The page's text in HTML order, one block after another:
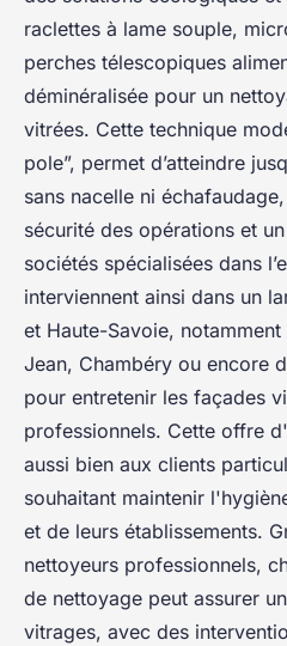
raclettes à lame souple,
perches télescopiques
déminéralisée pour un
vitrées. Cette technique
pole”, permet d’atteindre
sans nacelle ni
sécurité des opérations et
sociétés spécialisées dans
interviennent ainsi dans un
et Haute-Savoie,
Jean, Chambéry ou encore
pour entretenir les façades
professionnels. Cette offre
aussi bien aux clients
souhaitant maintenir
et de leurs établissements.
nettoyeurs professionnels,
de nettoyage peut assurer
vitrages, avec des